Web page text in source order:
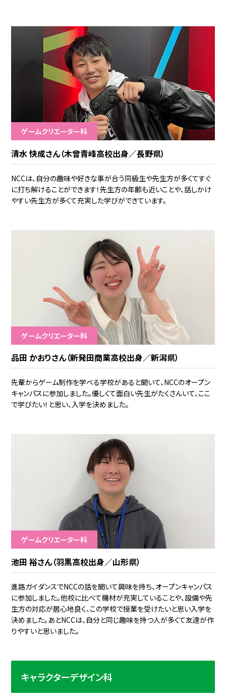
ゲームクリエーター科
清水 快成さん（木曾青峰高校出身／長野県）
NCCは、自分の趣味や好きな事が合う同級生や先生方が多くてすぐ
に打ち解けることができます！先生方の年齢も近いことや、話しかけ
やすい先生方が多くて充実した学びができています。
ゲームクリエーター科
品田 かおりさん（新発田商業高校出身／新潟県）
先輩からゲーム制作を学べる学校があると聞いて、NCCのオープン
キャンパスに参加しました。優しくて面白い先生がたくさんいて、ここ
で学びたい！と思い、入学を決めました。
ゲームクリエーター科
池田 裕さん（羽黒高校出身／山形県）
進路ガイダンスでNCCの話を聞いて興味を持ち、オープンキャンパス
に参加しました。他校に比べて機材が充実していることや、設備や先
生方の対応が居心地良く、この学校で授業を受けたいと思い入学を
決めました。あとNCCは、自分と同じ趣味を持つ人が多くて友達が作
りやすいと思いました。
キャラクターデザイン科